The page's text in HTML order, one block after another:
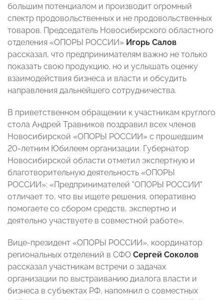
большим потенциалом и производит огромный
спектр продовольственных и не продовольственных
товаров. Председатель Новосибирского областного
отделения «ОПОРЫ РОССИИ» Игорь Салов
рассказал, что предпринимателям важно не только
показать свою продукцию, но и услышать оценку
взаимодействия бизнеса и власти и обсудить
направления дальнейшего сотрудничества.
В приветственном обращении к участникам круглого
стола Андрей Травников поздравил всех членов
Новосибирской «ОПОРЫ РОССИИ» с прошедшим
20-летним Юбилеем организации. Губернатор
Новосибирской области отметил экспертную и
благотворительную деятельность «ОПОРЫ
РОССИИ»: «Предпринимателей "ОПОРЫ РОССИИ"
отличает то, что вы ищете решения, оперативно
помогаете со сбором средств, экспертно и
деятельно участвуете в совместной работе».
Вице-президент «ОПОРЫ РОССИИ», координатор
региональных отделений в СФО Сергей Соколов
рассказал участникам встречи о задачах
организации по выстраиванию диалога власти и
бизнеса в субъектах РФ, напомнил о совместных